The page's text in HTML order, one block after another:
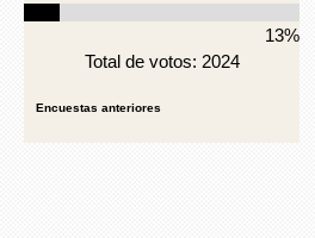
13%
Total de votos: 2024
Encuestas anteriores